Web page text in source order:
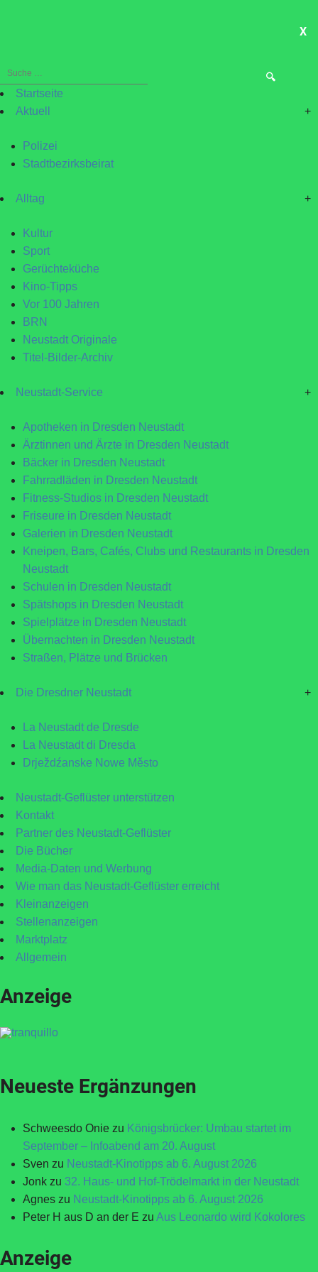
X
Suche
nach:Startseite
Aktuell
+
Polizei
Stadtbezirksbeirat
Alltag +
Kultur
Sport
Gerüchteküche
Kino-Tipps
Vor 100 Jahren
BRN
Neustadt Originale
Titel-Bilder-Archiv
Neustadt-Service +
Apotheken in Dresden Neustadt
Ärztinnen und Ärzte in Dresden Neustadt
Bäcker in Dresden Neustadt
Fahrradläden in Dresden Neustadt
Fitness-Studios in Dresden Neustadt
Friseure in Dresden Neustadt
Galerien in Dresden Neustadt
Kneipen, Bars, Cafés, Clubs und Restaurants in Dresden
Neustadt
Schulen in Dresden Neustadt
Spätshops in Dresden Neustadt
Spielplätze in Dresden Neustadt
Übernachten in Dresden Neustadt
Straßen, Plätze und Brücken
Die Dresdner Neustadt +
La Neustadt de Dresde
La Neustadt di Dresda
Drježdźanske Nowe Město
Neustadt-Geflüster unterstützen
Kontakt
Partner des Neustadt-Geflüster
Die Bücher
Media-Daten und Werbung
Wie man das Neustadt-Geflüster erreicht
Kleinanzeigen
Stellenanzeigen
Marktplatz
Allgemein
Anzeige
Neueste Ergänzungen
Schweesdo Onie zu Königsbrücker: Umbau startet im
September – Infoabend am 20. August
Sven zu Neustadt-Kinotipps ab 6. August 2026
Jonk zu 32. Haus- und Hof-Trödelmarkt in der Neustadt
Agnes zu Neustadt-Kinotipps ab 6. August 2026
Peter H aus D an der E zu Aus Leonardo wird Kokolores
Anzeige